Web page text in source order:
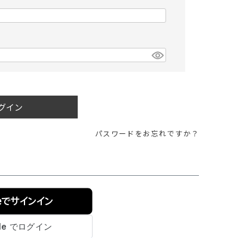
ランタン/ライト
キッチン
コンテナ/収納
その他
その他の取扱ブランド一覧はこちら
イン
パスワードをお忘れですか？
サインイン